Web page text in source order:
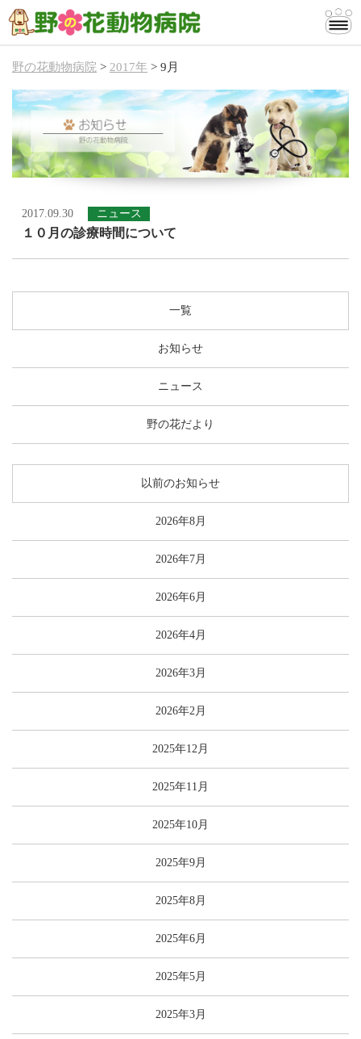
当院のご案内
お知らせ
お問い合わせ
野の花動物病院 > 2017年 > 9月
2017.09.30 ニュース
１０月の診療時間について
一覧
お知らせ
ニュース
野の花だより
以前のお知らせ
2026年8月
2026年7月
2026年6月
2026年4月
2026年3月
2026年2月
2025年12月
2025年11月
2025年10月
2025年9月
2025年8月
2025年6月
2025年5月
2025年3月